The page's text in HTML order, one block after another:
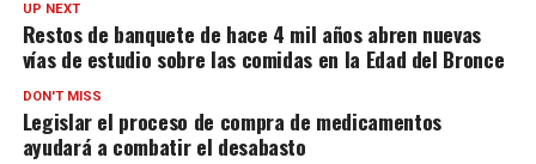
UP NEXT
Restos de banquete de hace 4 mil años abren nuevas
vías de estudio sobre las comidas en la Edad del Bronce
DON'T MISS
Legislar el proceso de compra de medicamentos
ayudará a combatir el desabasto